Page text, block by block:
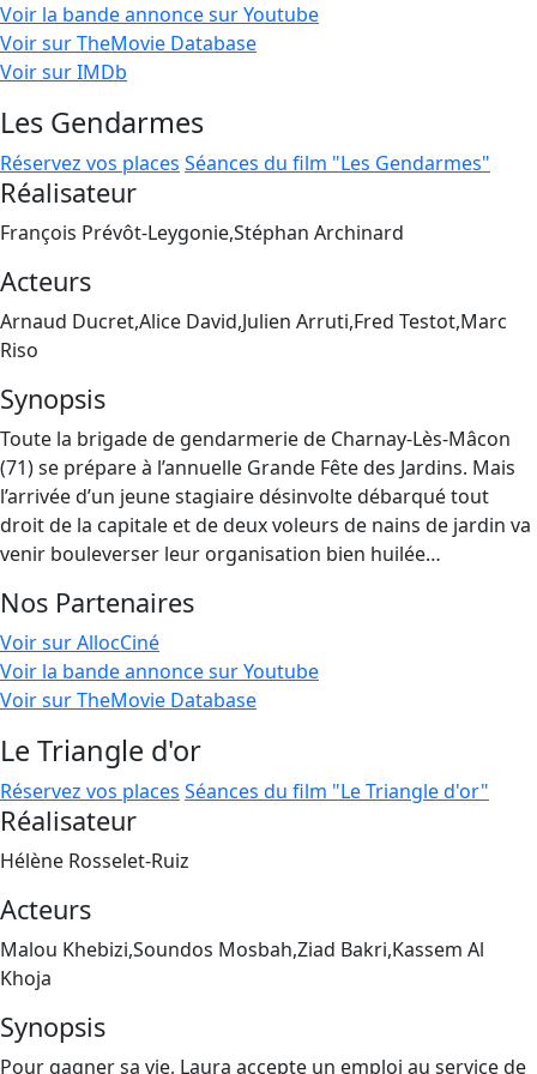
Voir la bande annonce sur Youtube
Voir sur TheMovie Database
Voir sur IMDb
Les Gendarmes
Réservez vos places Séances du film "Les Gendarmes"
Réalisateur
François Prévôt-Leygonie,Stéphan Archinard
Acteurs
Arnaud Ducret,Alice David,Julien Arruti,Fred Testot,Marc
Riso
Synopsis
Toute la brigade de gendarmerie de Charnay-Lès-Mâcon
(71) se prépare à l’annuelle Grande Fête des Jardins. Mais
l’arrivée d’un jeune stagiaire désinvolte débarqué tout
droit de la capitale et de deux voleurs de nains de jardin va
venir bouleverser leur organisation bien huilée…
Nos Partenaires
Voir sur AllocCiné
Voir la bande annonce sur Youtube
Voir sur TheMovie Database
Le Triangle d'or
Réservez vos places Séances du film "Le Triangle d'or"
Réalisateur
Hélène Rosselet-Ruiz
Acteurs
Malou Khebizi,Soundos Mosbah,Ziad Bakri,Kassem Al
Khoja
Synopsis
Pour gagner sa vie, Laura accepte un emploi au service de